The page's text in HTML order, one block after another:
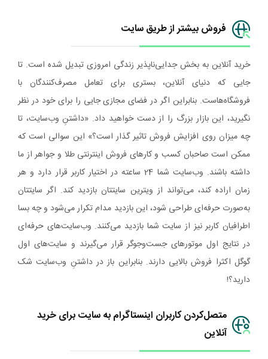
فروش بیشتر از طریق سایت
خرید آنلاین به بخش جدایی‌ناپذیر زندگی امروزی تبدیل شده است. تا
جایی که دنیای آنلاین، بستری برای تعامل مصرف‌کنندگان با
فروشگاه‌هاست. بنابراین اگر در فضای مجازی جایی را برای خود در نظر
نگیرید، این بازار بزرگ را از دست خواهید داد. «داشتنِ وب‌سایت، تا
چه میزان روی افزایش فروش تاثیر گذار است؟» این سوالی است که
ممکن است صاحبان کسب و کارهای فروش اینترنتی طلا و جواهر از ما
داشته باشند. وب‌سایت شما 24 ساعته در اختیار کاربر قرار دارد و هر
زمان اراده کند، می‌تواند از ویترین سایتتان بازدید کند. اگر سایتتان
به‌صورت حرفه‌ای طراحی شود، این بازدید مدام تکرار می‌شود و چه بسا
اطرافیان کاربر نیز از سایت شما بازدید می‌کنند. وب‌سایت‌های حرفه‌ای
در نتایج اول موتورهای جست‌وجوگر قرار می‌گیرند و سایت‌های اول
گوگل اکثرا فروش بالایی دارند. بنابراین باز در داشتنِ وب‌سایت شک
دارید؟!
متصل‌کردن کاربران اینستاگرام به سایت برای خرید
آنلاین